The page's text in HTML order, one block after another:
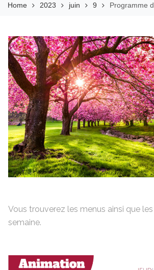
Home 2023 juin 9 Programme
Vous trouverez les menus ainsi que
semaine.